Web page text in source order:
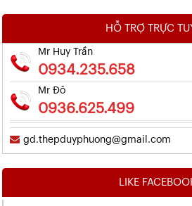
HỖ TRỢ TRỰC
Mr Huy Trần
0934.235.658
Mr Đô
0936.625.499
gd.thepduyphuong@gmail.com
LIKE